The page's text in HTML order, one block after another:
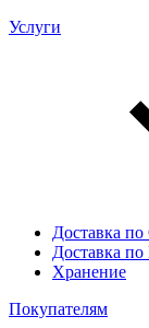
Услуги
Доставка
Доставка по
Хранение
Покупателям